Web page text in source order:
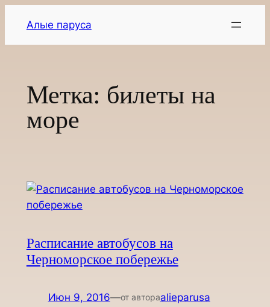
содержимому
Алые паруса
Метка: билеты на
море
Расписание автобусов на
Черноморское побережье
Июн 9, 2016—от автораalieparusa